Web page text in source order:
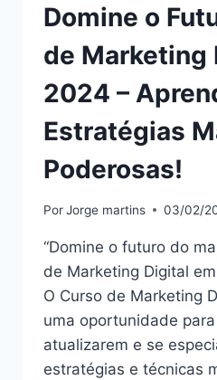
Domine o
de Marketing
2024 –
Estratégias
Poderosas!
PorJorge martins 03/02/
“Domine o futuro do
de Marketing Digital
O Curso de Marketing
uma oportunidade
atualizarem e se
estratégias e técnicas